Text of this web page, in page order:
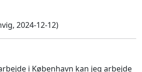
2024-12-12)
i København kan jeg arbejde